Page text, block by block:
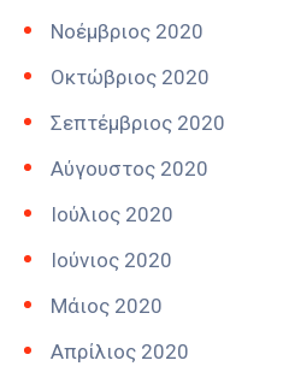
Νοέμβριος 2020
Οκτώβριος 2020
Σεπτέμβριος 2020
Αύγουστος 2020
Ιούλιος 2020
Ιούνιος 2020
Μάιος 2020
Απρίλιος 2020